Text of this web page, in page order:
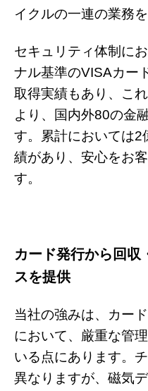
イクルの一連の業務
セキュリティ体制に
ナル基準のVISAカー
取得実績もあり、こ
より、国内外80の金
す。累計においては2
績があり、安心をお
す。
カード発行から回収
スを提供
当社の強みは、カー
において、厳重な管
いる点にあります。
異なりますが、磁気